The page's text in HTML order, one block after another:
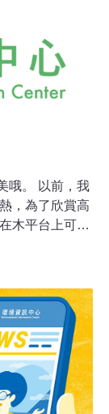
山生物的威
哦。 以前，我
，為了欣賞高
木平台上可以